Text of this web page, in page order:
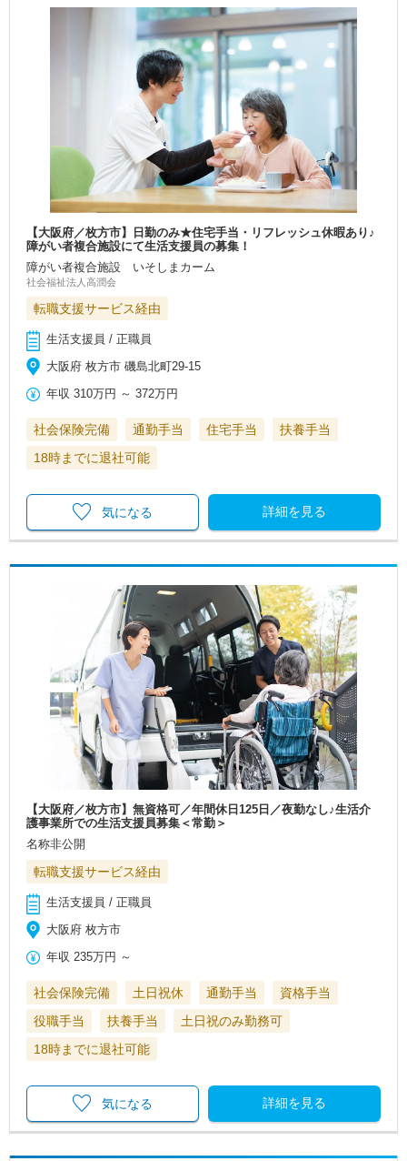
【大阪府／枚方市】日勤のみ★住宅手当・リフレッシュ休暇あり♪
障がい者複合施設にて生活支援員の募集！
障がい者複合施設 いそしまカーム
社会福祉法人高潤会
転職支援サービス経由
生活支援員 / 正職員
大阪府 枚方市 磯島北町29-15
年収 310万円 ～372万円
社会保険完備 通勤手当 住宅手当
扶養手当
18時までに退社可能
詳細を見る
気になる
【大阪府／枚方市】無資格可／年間休日125日／夜勤なし♪生活介
護事業所での生活支援員募集＜常勤＞
名称非公開
転職支援サービス経由
生活支援員 / 正職員
大阪府 枚方市
年収 235万円 ～
社会保険完備 土日祝休 通勤手当
資格手当
役職手当
扶養手当
土日祝のみ勤務可
18時までに退社可能
詳細を見る
気になる